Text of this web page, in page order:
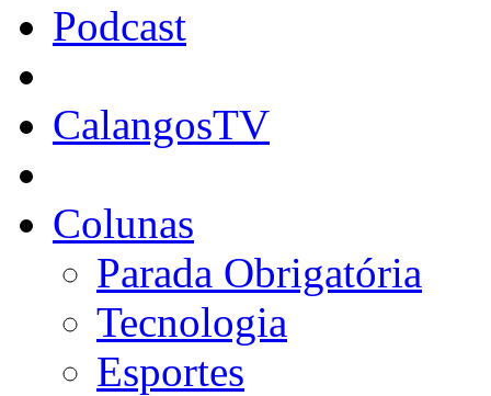
Podcast
CalangosTV
Colunas
Parada Obrigatória
Tecnologia
Esportes